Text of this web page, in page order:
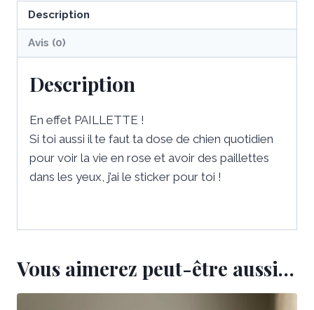
Description
Avis (0)
Description
En effet PAILLETTE !
Si toi aussi il te faut ta dose de chien quotidien
pour voir la vie en rose et avoir des paillettes
dans les yeux, j’ai le sticker pour toi !
Vous aimerez peut-être aussi…